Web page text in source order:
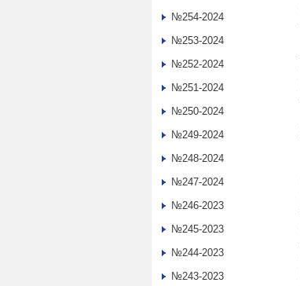
№254-2024
№253-2024
№252-2024
№251-2024
№250-2024
№249-2024
№248-2024
№247-2024
№246-2023
№245-2023
№244-2023
№243-2023